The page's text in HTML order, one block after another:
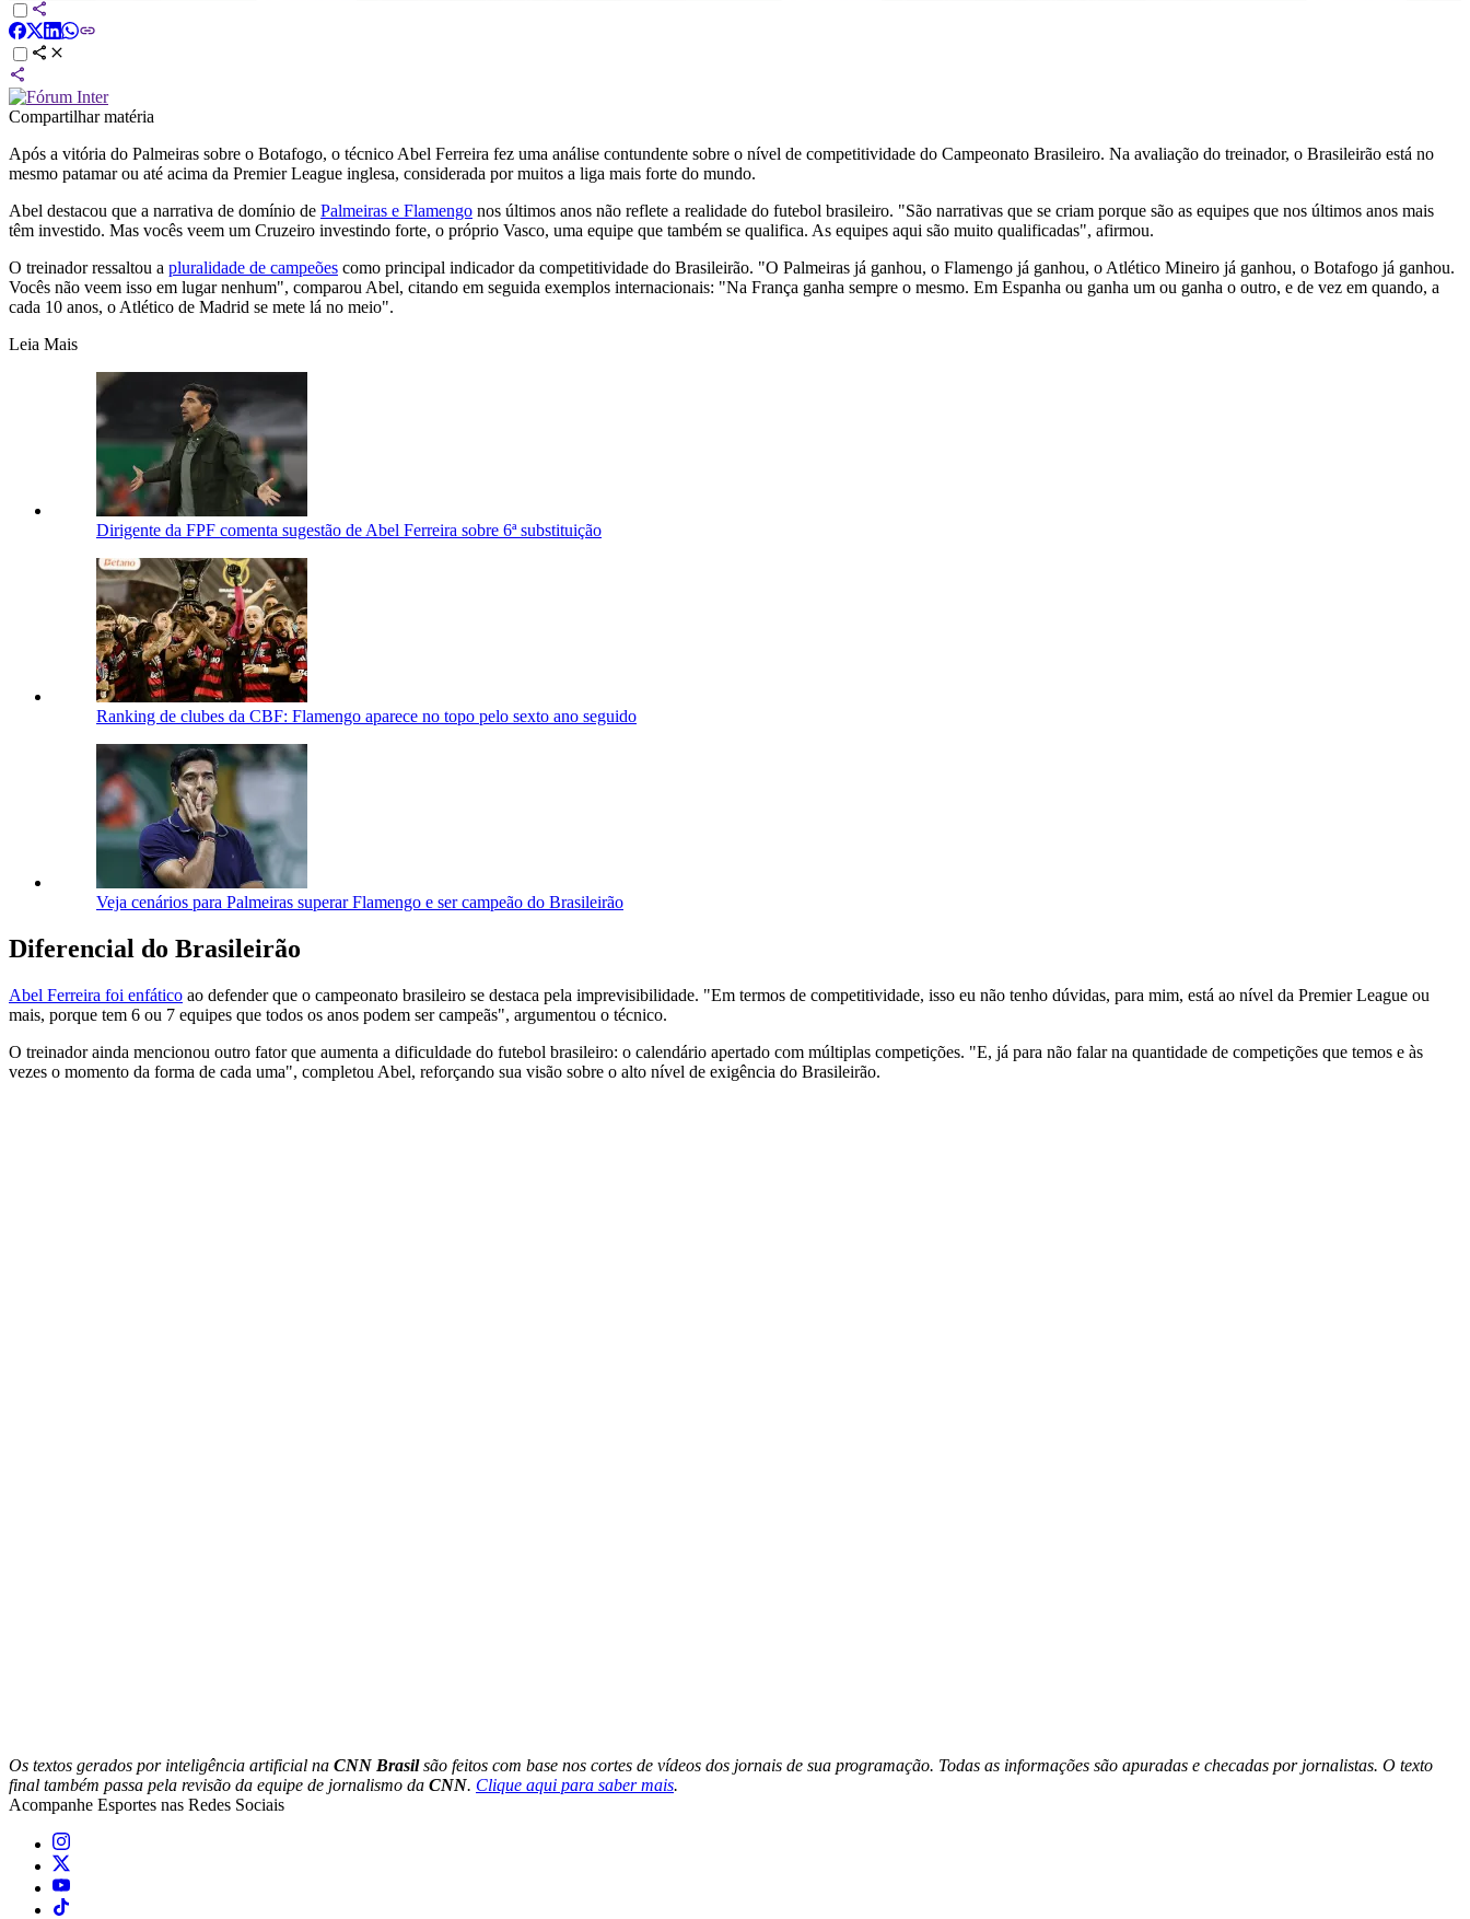
Compartilhar matéria
Após a vitória do Palmeiras sobre o Botafogo, o técnico Abel Ferreira fez uma análise contundente sobre o nível de competitividade do Campeonato Brasileiro. Na avaliação do treinador, o Brasileirão está no
mesmo patamar ou até acima da Premier League inglesa, considerada por muitos a liga mais forte do mundo.
Abel destacou que a narrativa de domínio de Palmeiras e Flamengo nos últimos anos não reflete a realidade do futebol brasileiro. "São narrativas que se criam porque são as equipes que nos últimos anos mais
têm investido. Mas vocês veem um Cruzeiro investindo forte, o próprio Vasco, uma equipe que também se qualifica. As equipes aqui são muito qualificadas", afirmou.
O treinador ressaltou a pluralidade de campeões como principal indicador da competitividade do Brasileirão. "O Palmeiras já ganhou, o Flamengo já ganhou, o Atlético Mineiro já ganhou, o Botafogo já ganhou.
Vocês não veem isso em lugar nenhum", comparou Abel, citando em seguida exemplos internacionais: "Na França ganha sempre o mesmo. Em Espanha ou ganha um ou ganha o outro, e de vez em quando, a
cada 10 anos, o Atlético de Madrid se mete lá no meio".
Leia Mais
Dirigente da FPF comenta sugestão de Abel Ferreira sobre 6ª substituição
Ranking de clubes da CBF: Flamengo aparece no topo pelo sexto ano seguido
Veja cenários para Palmeiras superar Flamengo e ser campeão do Brasileirão
Diferencial do Brasileirão
Abel Ferreira foi enfático ao defender que o campeonato brasileiro se destaca pela imprevisibilidade. "Em termos de competitividade, isso eu não tenho dúvidas, para mim, está ao nível da Premier League ou
mais, porque tem 6 ou 7 equipes que todos os anos podem ser campeãs", argumentou o técnico.
O treinador ainda mencionou outro fator que aumenta a dificuldade do futebol brasileiro: o calendário apertado com múltiplas competições. "E, já para não falar na quantidade de competições que temos e às
vezes o momento da forma de cada uma", completou Abel, reforçando sua visão sobre o alto nível de exigência do Brasileirão.
Os textos gerados por inteligência artificial na CNN Brasilsão feitos com base nos cortes de vídeos dos jornais de sua programação. Todas as informações são apuradas e checadas por jornalistas. O texto
final também passa pela revisão da equipe de jornalismo da CNN. Clique aqui para saber mais.
Acompanhe Esportes nas Redes Sociais